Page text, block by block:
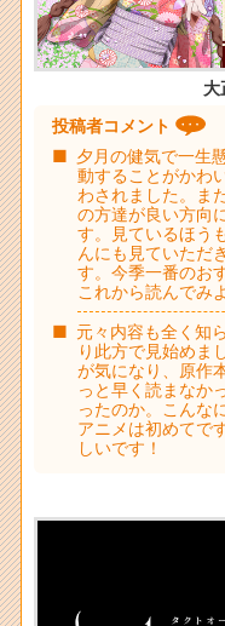
大
投稿者コメント
夕月の健気で一生
動することがかわ
わされました。ま
の方達が良い方向
す。見ているほう
んにも見ていただ
す。今季一番のお
これから読んでみ
元々内容も全く知
り此方で見始めま
が気になり、原作
っと早く読まなか
ったのか。こんな
アニメは初めてで
しいです！